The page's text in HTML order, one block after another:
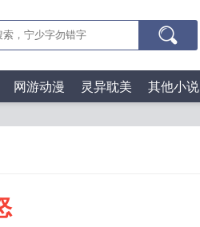
网游动漫 灵异耽美 其他小说